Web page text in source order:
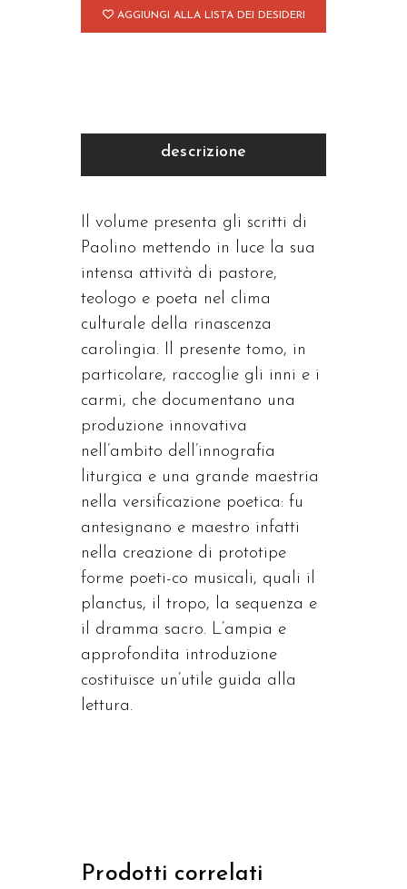
AGGIUNGI ALLA LISTA DEI DESIDERI
descrizione
Il volume presenta gli scritti di
Paolino mettendo in luce la sua
intensa attività di pastore,
teologo e poeta nel clima
culturale della rinascenza
carolingia. Il presente tomo, in
particolare, raccoglie gli inni e i
carmi, che documentano una
produzione innovativa
nell’ambito dell’innografia
liturgica e una grande maestria
nella versificazione poetica: fu
antesignano e maestro infatti
nella creazione di prototipe
forme poeti-co musicali, quali il
planctus, il tropo, la sequenza e
il dramma sacro. L’ampia e
approfondita introduzione
costituisce un’utile guida alla
lettura.
Prodotti correlati